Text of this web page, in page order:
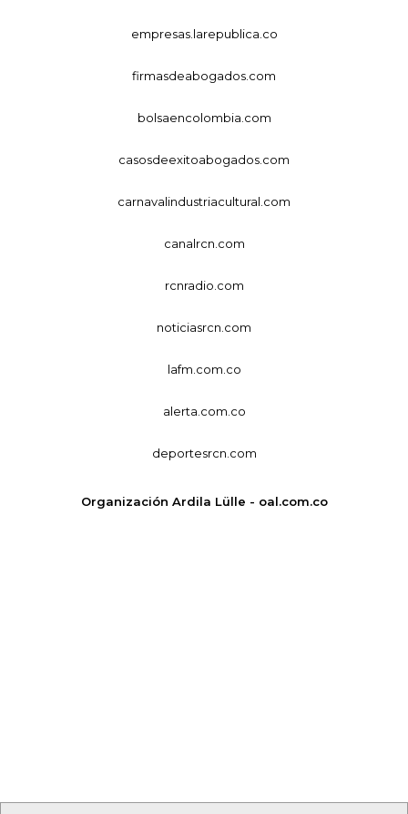
empresas.larepublica.co
firmasdeabogados.com
bolsaencolombia.com
casosdeexitoabogados.com
carnavalindustriacultural.com
canalrcn.com
rcnradio.com
noticiasrcn.com
lafm.com.co
alerta.com.co
deportesrcn.com
Organización Ardila Lülle - oal.com.co